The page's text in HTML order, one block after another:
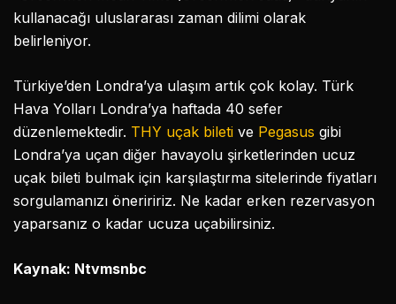
kullanacağı uluslararası zaman dilimi olarak
belirleniyor.
Türkiye’den Londra’ya ulaşım artık çok kolay. Türk
Hava Yolları Londra’ya haftada 40 sefer
düzenlemektedir. THY uçak bileti ve Pegasus gibi
Londra’ya uçan diğer havayolu şirketlerinden ucuz
uçak bileti bulmak için karşılaştırma sitelerinde fiyatları
sorgulamanızı öneriririz. Ne kadar erken rezervasyon
yaparsanız o kadar ucuza uçabilirsiniz.
Kaynak: Ntvmsnbc